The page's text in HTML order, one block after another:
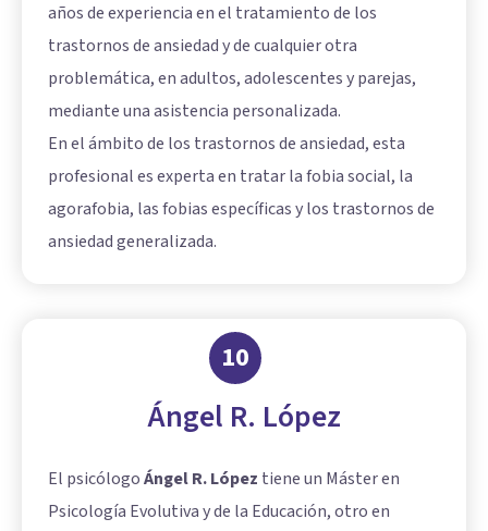
años de experiencia en el tratamiento de los
trastornos de ansiedad y de cualquier otra
problemática, en adultos, adolescentes y parejas,
mediante una asistencia personalizada.
En el ámbito de los trastornos de ansiedad, esta
profesional es experta en tratar la fobia social, la
agorafobia, las fobias específicas y los trastornos de
ansiedad generalizada.
10
Ángel R. López
El psicólogoÁngel R. López tiene un Máster en
Psicología Evolutiva y de la Educación, otro en